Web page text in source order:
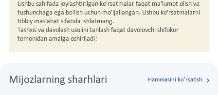
Ushbu sahifada joylashtirilgan ko'rsatmalar faqat ma'lumot olish va
tushunchaga ega bo'lish uchun mo'ljallangan. Ushbu ko'rsatmalarni
tibbiy maslahat sifatida ishlatmang.
Tashxis va davolash usulini tanlash faqat davolovchi shifokor
tomonidan amalga oshiriladi!
Mijozlarning sharhlari Hammasini ko'rsatish